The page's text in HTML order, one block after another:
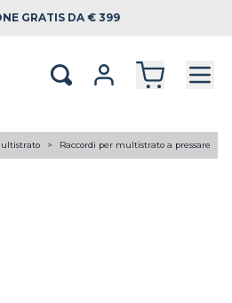
GRATIS DA € 399
Raccordi per multistrato a pressare